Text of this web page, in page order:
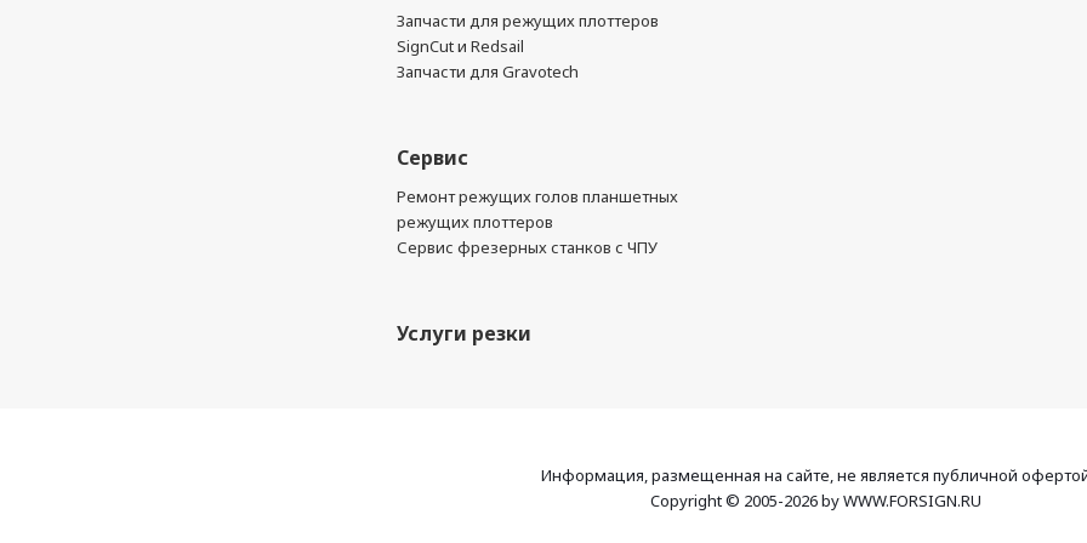
Запчасти для режущих плоттеров
SignCut и Redsail
Запчасти для Gravotech
Сервис
Ремонт режущих голов планшетных
режущих плоттеров
Сервис фрезерных станков с ЧПУ
Услуги резки
Информация, размещенная на сайте, не является публичной
Copyright © 2005-2026 by WWW.FORSIGN.RU